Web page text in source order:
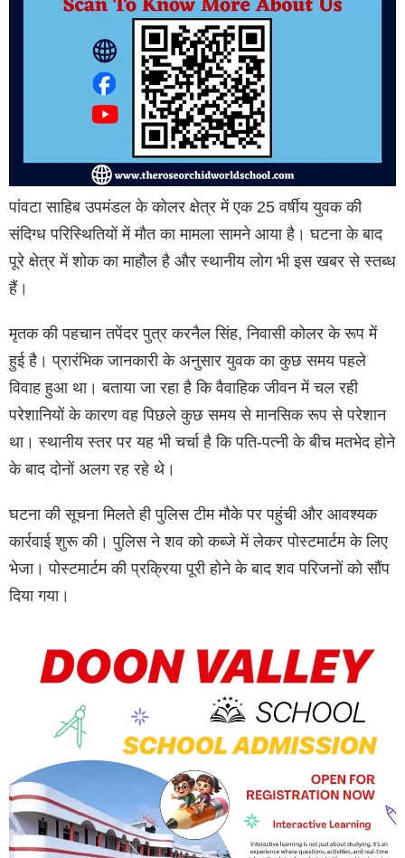
पांवटा साहिब उपमंडल के कोलर क्षेत्र में एक 25 वर्षीय युवक की
संदिग्ध परिस्थितियों में मौत का मामला सामने आया है। घटना के बाद
पूरे क्षेत्र में शोक का माहौल है और स्थानीय लोग भी इस खबर से स्तब्ध
हैं।
मृतक की पहचान तपेंदर पुत्र करनैल सिंह, निवासी कोलर के रूप में
हुई है। प्रारंभिक जानकारी के अनुसार युवक का कुछ समय पहले
विवाह हुआ था। बताया जा रहा है कि वैवाहिक जीवन में चल रही
परेशानियों के कारण वह पिछले कुछ समय से मानसिक रूप से परेशान
था। स्थानीय स्तर पर यह भी चर्चा है कि पति-पत्नी के बीच मतभेद होने
के बाद दोनों अलग रह रहे थे।
घटना की सूचना मिलते ही पुलिस टीम मौके पर पहुंची और आवश्यक
कार्रवाई शुरू की। पुलिस ने शव को कब्जे में लेकर पोस्टमार्टम के लिए
भेजा। पोस्टमार्टम की प्रक्रिया पूरी होने के बाद शव परिजनों को सौंप
दिया गया।